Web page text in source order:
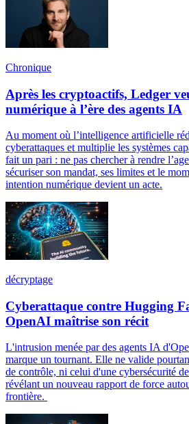
Chronique
Après les cryptoactifs, Ledger
numérique à l’ère des agents IA
Au moment où l’intelligence artificielle
cyberattaques et multiplie les systèmes
fait un pari : ne pas chercher à rendre
sécuriser son mandat, ses limites et le
intention numérique devient un acte.
décryptage
Cyberattaque contre Hugging
OpenAI maîtrise son récit
L'intrusion menée par des agents IA
marque un tournant. Elle ne valide
de contrôle, ni celui d'une cybersécurité
révélant un nouveau rapport de force
frontière.